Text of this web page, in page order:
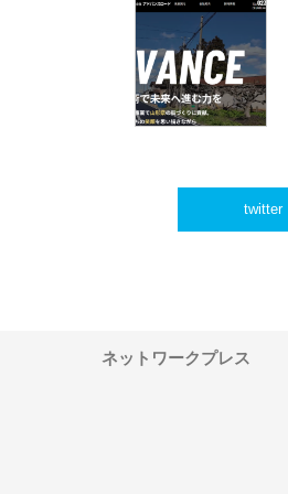
twitter
ネットワークプレス